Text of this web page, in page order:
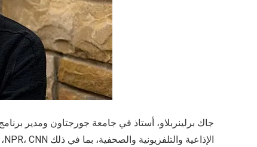
جاك برلينربلاو، أستاذ في جامعة جورجتاون ومدير